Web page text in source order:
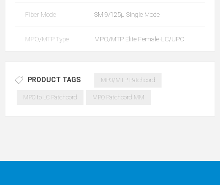
Fiber Mode SM 9/125µ Single Mode
MPO/MTP Type MPO/MTP Elite Female-LC/UPC
PRODUCT TAGS MPO/MTP Patchcord
MPO to LC Patchcord MPO Patchcord MM